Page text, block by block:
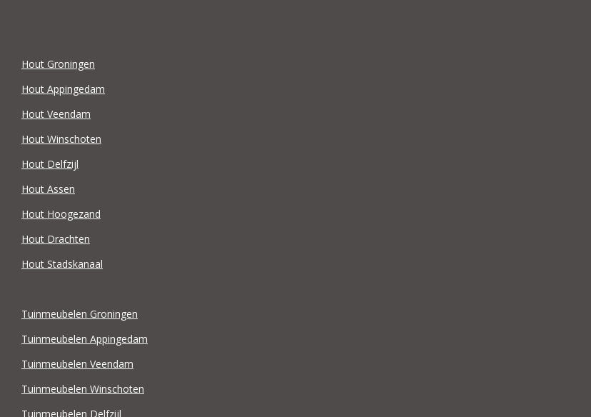
Hout Groningen
Hout Appingedam
Hout Veendam
Hout Winschoten
Hout Delfzijl
Hout Assen
Hout Hoogezand
Hout Drachten
Hout Stadskanaal
Tuinmeubelen Groningen
Tuinmeubelen Appingedam
Tuinmeubelen Veendam
Tuinmeubelen Winschoten
Tuinmeubelen Delfzijl